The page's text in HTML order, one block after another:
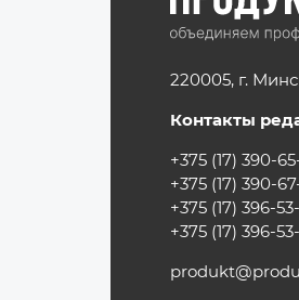
220005, г.
Контакты
+375 (17) 390-
+375 (17) 390-
+375 (17) 396-
+375 (17) 396-